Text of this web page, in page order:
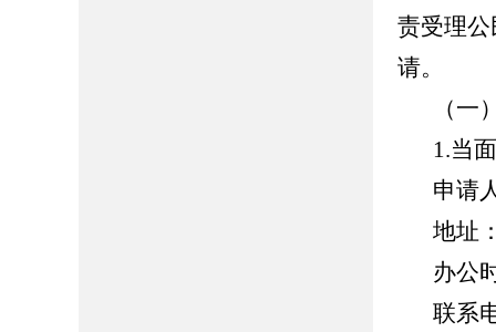
责受理
请。
（一
1.当
申请
地址
办公
联系